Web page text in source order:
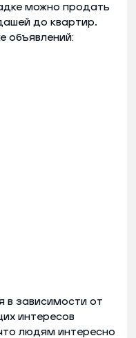
можно продать
до квартир.
объявлений:
в зависимости от
интересов
людям интересно